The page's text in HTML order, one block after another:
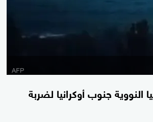
النووية جنوب أوكرانيا لضربة